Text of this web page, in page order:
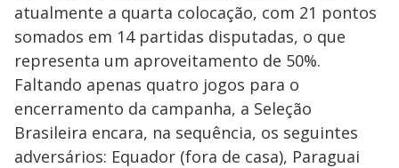
atualmente a quarta colocação, com 21 pontos
somados em 14 partidas disputadas, o que
representa um aproveitamento de 50%.
Faltando apenas quatro jogos para o
encerramento da campanha, a Seleção
Brasileira encara, na sequência, os seguintes
adversários: Equador (fora de casa), Paraguai